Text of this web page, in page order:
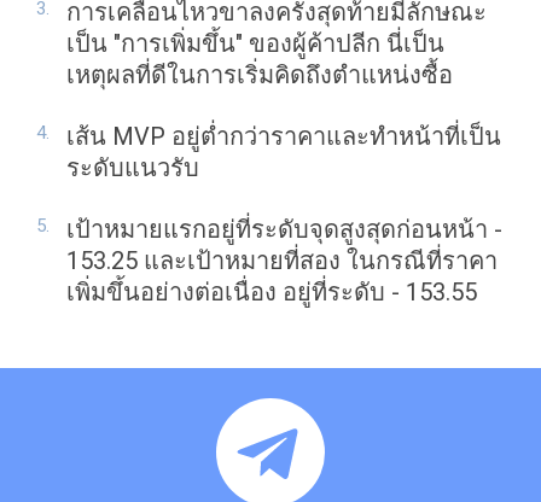
การเคลื่อนไหวขาลงครั้งสุดท้ายมีลักษณะ
เป็น "การเพิ่มขึ้น" ของผู้ค้าปลีก นี่เป็น
เหตุผลที่ดีในการเริ่มคิดถึงตำแหน่งซื้อ
เส้น MVP อยู่ต่ำกว่าราคาและทำหน้าที่เป็น
ระดับแนวรับ
เป้าหมายแรกอยู่ที่ระดับจุดสูงสุดก่อนหน้า -
153.25 และเป้าหมายที่สอง ในกรณีที่ราคา
เพิ่มขึ้นอย่างต่อเนื่อง อยู่ที่ระดับ - 153.55